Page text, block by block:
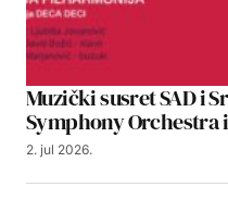
Muzički susret SAD i
Symphony Orchestra
2. jul 2026.